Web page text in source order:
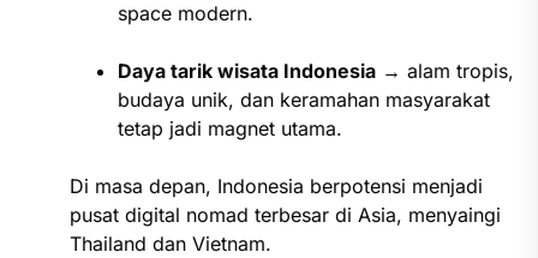
space modern.
Daya tarik wisata Indonesia→ alam tropis,
budaya unik, dan keramahan masyarakat
tetap jadi magnet utama.
Di masa depan, Indonesia berpotensi menjadi
pusat digital nomad terbesar di Asia, menyaingi
Thailand dan Vietnam.